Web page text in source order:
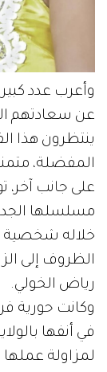
وأعرب عدد
عن سعادتهم
ينتظرون هذا
المفضلة،
على جانب آخر،
مسلسلها
خلاله شخصية
الظروف إلى
رياض الخولي.
في أنفها
لمزاولة